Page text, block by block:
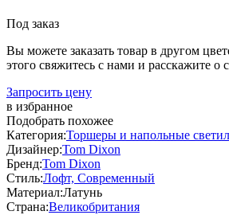
Под заказ
Вы можете заказать товар в другом
этого свяжитесь с нами и расскажите о
Запросить цену
в избранное
Подобрать похожее
Категория:Торшеры и напольные
Дизайнер:Tom Dixon
Бренд:Tom Dixon
Стиль:Лофт, Современный
Материал:Латунь
Страна:Великобритания